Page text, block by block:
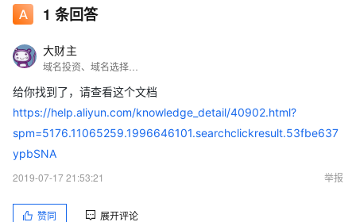
1 条回答
大财主
给你找到了，请查看这个文档
https://help.aliyun.com/knowledge_detail/40902.html?
spm=5176.11065259.1996646101.searchclickresult.53fbe637
ypbSNA
2019-07-17 21:53:21
举报
赞同 展开评论